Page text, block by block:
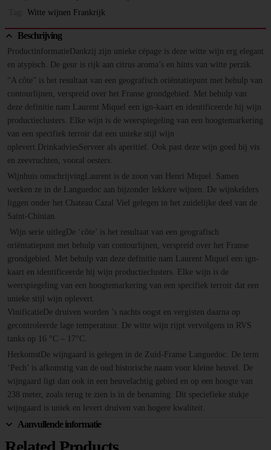
Witte wijnen Frankrijk
Beschrijving
ProductinformatieDankzij zijn unieke cépage is deze witte wijn erg elegant
en atypisch. De geur is rijk aan citrus aroma’s en hints van witte perzik.
“A côte” is het resultaat van een geografisch oriëntatiepunt met behulp van
contourlijnen, verspreid over het Franse grondgebied. Met behulp van
deze definitie nam Laurent Miquel een ign-kaart en identificeerde hij wijn
productieclusters. Elke wijn is de weerspiegeling van een hoogtemarkering
van een specifiek terroir dat een unieke stijl wijn
oplevert.DrinkadviesServeer als aperitief. Ook past deze wijn goed bij vis
en zeevruchten, vooral oesters.
Wijnhuis omschrijvingLaurent is de zoon van Henri Miquel. Samen
werken ze in de Languedoc aan bijzonder lekkere wijnen. De wijnkelders
liggen onder het Chateau Cazal Viel gelegen in het zuidelijke deel van de
Saint-Chinian.
Wijn serie uitlegDe ‘côte’ is het resultaat van een geografisch
oriëntatiepunt met behulp van contourlijnen, verspreid over het Franse
grondgebied. Met behulp van deze definitie nam Laurent Miquel een ign-
kaart en identificeerde hij wijn productieclusters. Elke wijn is de
weerspiegeling van een hoogtemarkering van een specifiek terroir dat een
unieke stijl wijn oplevert.
VinificatieDe druiven worden ’s nachts oogst en vergisten daarna op
gecontroleerde lage temperatuur. De witte wijn rijpt vervolgens in RVS
tanks op 16 °C – 17°C.
HerkomstDe wijngaard is gelegen in de Zuid-Franse Languedoc. De term
‘Pech’ is afkomstig van de oud historische naam voor kleine heuvel. De
wijngaard ligt dan ook in een heuvelachtig gebied en op een hoogte van
238 meter, zoals terug te zien is in de benaming. Dit speciefieke stukje
wijngaard is uniek en levert druiven van hogere kwaliteit.
Aanvullende informatie